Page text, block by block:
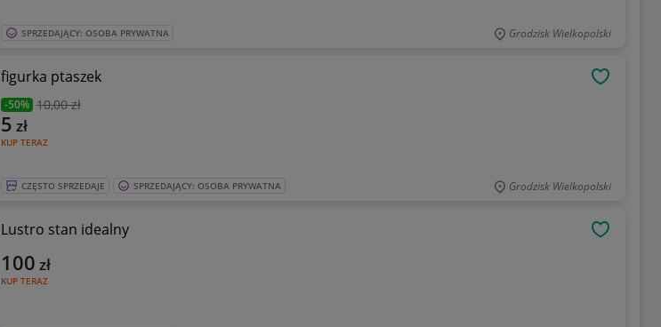
SPRZEDAJĄCY: OSOBA PRYWATNA Grodzisk Wielkopolski
figurka ptaszek
-50% 10,00 zł
KUP TERAZ
5 zł
CZĘSTO SPRZEDAJE SPRZEDAJĄCY: OSOBA PRYWATNA Grodzisk Wielkopolski
Lustro stan idealny
KUP TERAZ
100 zł